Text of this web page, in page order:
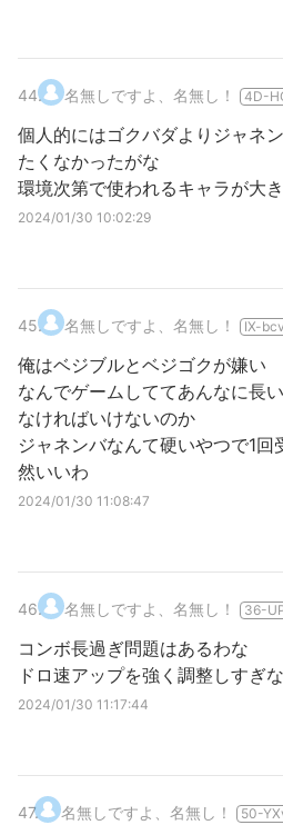
44. 名無しですよ、名無し！ 4D-
個人的にはゴクバダよりジャネ
たくなかったがな
環境次第で使われるキャラが大
2024/01/30 10:02:29
45. 名無しですよ、名無し！ IX-
俺はベジブルとベジゴクが嫌い
なんでゲームしててあんなに長
なければいけないのか
ジャネンバなんて硬いやつで1
然いいわ
2024/01/30 11:08:47
46. 名無しですよ、名無し！ 36-
コンボ長過ぎ問題はあるわな
ドロ速アップを強く調整しすぎ
2024/01/30 11:17:44
47. 名無しですよ、名無し！ 50-